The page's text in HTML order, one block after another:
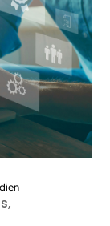
,